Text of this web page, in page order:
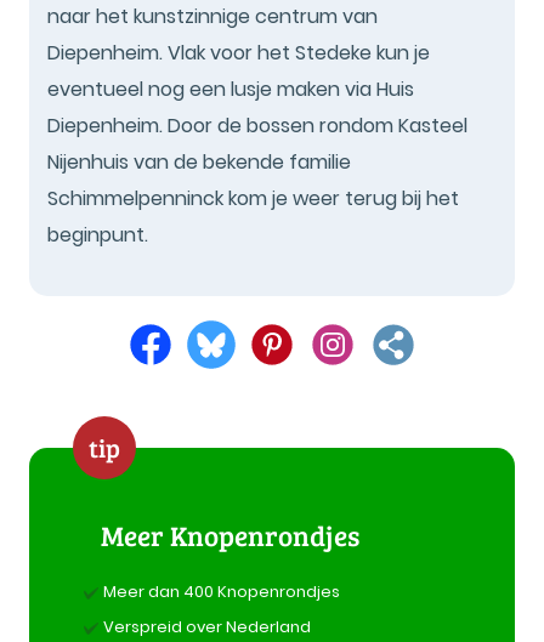
naar het kunstzinnige centrum van
Diepenheim. Vlak voor het Stedeke kun je
eventueel nog een lusje maken via Huis
Diepenheim. Door de bossen rondom Kasteel
Nijenhuis van de bekende familie
Schimmelpenninck kom je weer terug bij het
beginpunt.
tip
Meer Knopenrondjes
Meer dan 400 Knopenrondjes
Verspreid over Nederland